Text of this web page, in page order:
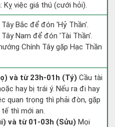
Kỵ việc giá thú (cưới hỏi).
Bắc để đón 'Hỷ Thần'.
Nam để đón 'Tài Thần'.
Chính Tây gặp Hạc Thần
và từ 23h-01h (Tý) Cầu tài
hay bị trái ý. Nếu ra đi hay
quan trọng thì phải đòn, gặp
thì mới an.
và từ 01-03h (Sửu) Mọi